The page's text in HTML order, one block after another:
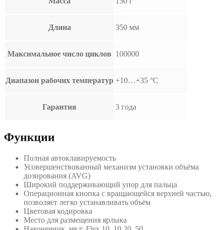
Длина 350 мм
Максимальное число циклов 100000
Диапазон рабочих температур +10…+35 °С
Гарантия 3 года
Функции
Полная автоклавируемость
Усовершенствованный механизм установки объёма
дозирования (AVG)
Широкий поддерживающий упор для пальца
Операционная кнопка с вращающейся верхней частью,
позволяет легко устанавливать объём
Цветовая кодировка
Место для размещения ярлыка